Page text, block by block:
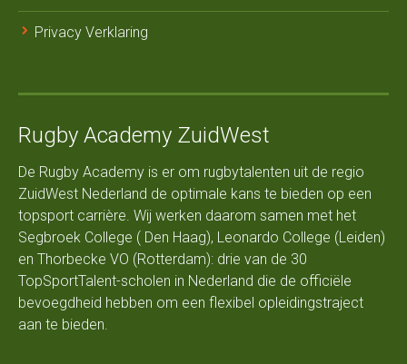
Privacy Verklaring
Rugby Academy ZuidWest
De Rugby Academy is er om rugbytalenten uit de regio
ZuidWest Nederland de optimale kans te bieden op een
topsport carrière. Wij werken daarom samen met het
Segbroek College ( Den Haag), Leonardo College (Leiden)
en Thorbecke VO (Rotterdam): drie van de 30
TopSportTalent-scholen in Nederland die de officiële
bevoegdheid hebben om een flexibel opleidingstraject
aan te bieden.